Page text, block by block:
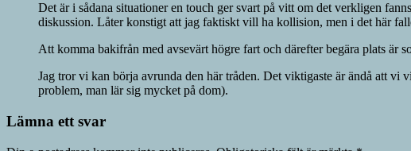
Det är i sådana situationer en touch ger svart på vitt om det verkligen
diskussion. Låter konstigt att jag faktiskt vill ha kollision, men i det här
Att komma bakifrån med avsevärt högre fart och därefter begära plats är
Jag tror vi kan börja avrunda den här tråden. Det viktigaste är ändå att vi
problem, man lär sig mycket på dom).
Lämna ett svar